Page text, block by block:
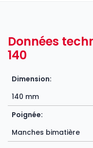
Données
140
Dimension:
140 mm
Poignée:
Manches bimatière